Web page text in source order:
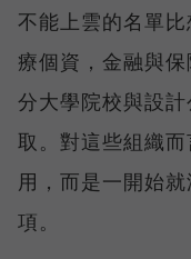
不能上雲的名單
療個資，金融與
分大學院校與設
取。對這些組織
用，而是一開始
項。